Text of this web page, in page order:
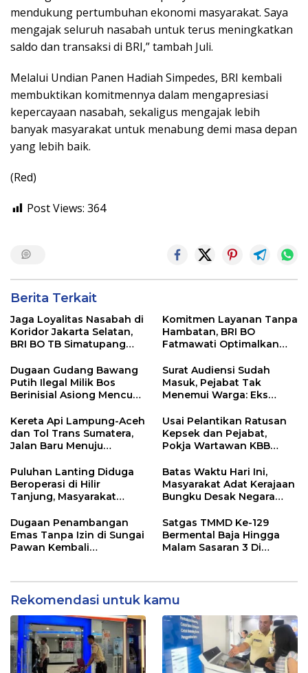
mendukung pertumbuhan ekonomi masyarakat. Saya
mengajak seluruh nasabah untuk terus meningkatkan
saldo dan transaksi di BRI,” tambah Juli.
Melalui Undian Panen Hadiah Simpedes, BRI kembali
membuktikan komitmennya dalam mengapresiasi
kepercayaan nasabah, sekaligus mengajak lebih
banyak masyarakat untuk menabung demi masa depan
yang lebih baik.
(Red)
Post Views: 364
Berita Terkait
Jaga Loyalitas Nasabah di
Koridor Jakarta Selatan,
BRI BO TB Simatupang
Komitmen Layanan Tanpa
Hambatan, BRI BO
Fatmawati Optimalkan
Setiap Lini
Dugaan Gudang Bawang
Putih Ilegal Milik Bos
Berinisial Asiong Mencuat,
Didesak Bertindak
Surat Audiensi Sudah
Masuk, Pejabat Tak
Menemui Warga: Eks
Pelayanan Dinas
Transmigrasi Luwu Timur
Kereta Api Lampung-Aceh
dan Tol Trans Sumatera,
Jalan Baru Menuju
Usai Pelantikan Ratusan
Kepsek dan Pejabat,
Pokja Wartawan KBB
Profesionalisme
Puluhan Lanting Diduga
Beroperasi di Hilir
Tanjung, Masyarakat
Batas Waktu Hari Ini,
Masyarakat Adat Kerajaan
Bungku Desak Negara
Seba-Seba
Dugaan Penambangan
Emas Tanpa Izin di Sungai
Pawan Kembali
Satgas TMMD Ke-129
Bermental Baja Hingga
Malam Sasaran 3 Di
Rekomendasi untuk kamu